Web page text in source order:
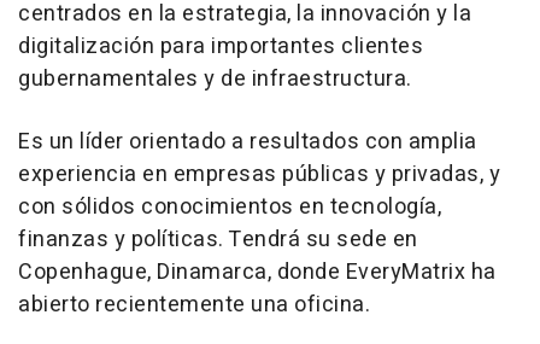
centrados en la estrategia, la innovación y la
digitalización para importantes clientes
gubernamentales y de infraestructura.
Es un líder orientado a resultados con amplia
experiencia en empresas públicas y privadas, y
con sólidos conocimientos en tecnología,
finanzas y políticas. Tendrá su sede en
Copenhague, Dinamarca, donde EveryMatrix ha
abierto recientemente una oficina.